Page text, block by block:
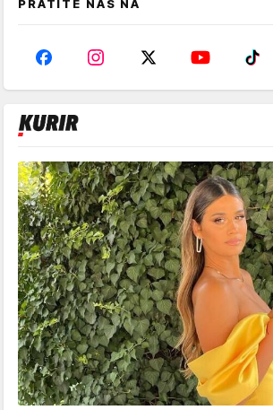
PRATITE NAS NA